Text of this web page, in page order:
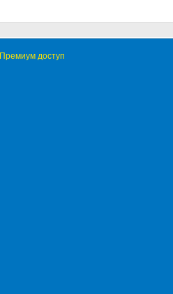
Премиум доступ